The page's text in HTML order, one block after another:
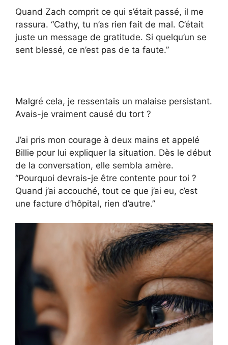
Quand Zach comprit ce qui s’était passé, il me
rassura. “Cathy, tu n’as rien fait de mal. C’était
juste un message de gratitude. Si quelqu’un se
sent blessé, ce n’est pas de ta faute.”
Malgré cela, je ressentais un malaise persistant.
Avais-je vraiment causé du tort ?
J’ai pris mon courage à deux mains et appelé
Billie pour lui expliquer la situation. Dès le début
de la conversation, elle sembla amère.
“Pourquoi devrais-je être contente pour toi ?
Quand j’ai accouché, tout ce que j’ai eu, c’est
une facture d’hôpital, rien d’autre.”